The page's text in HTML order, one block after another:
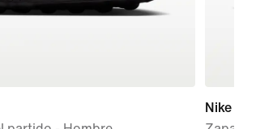
Nike